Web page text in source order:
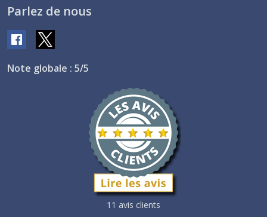
Parlez de nous
Note globale : 5/5
11 avis clients